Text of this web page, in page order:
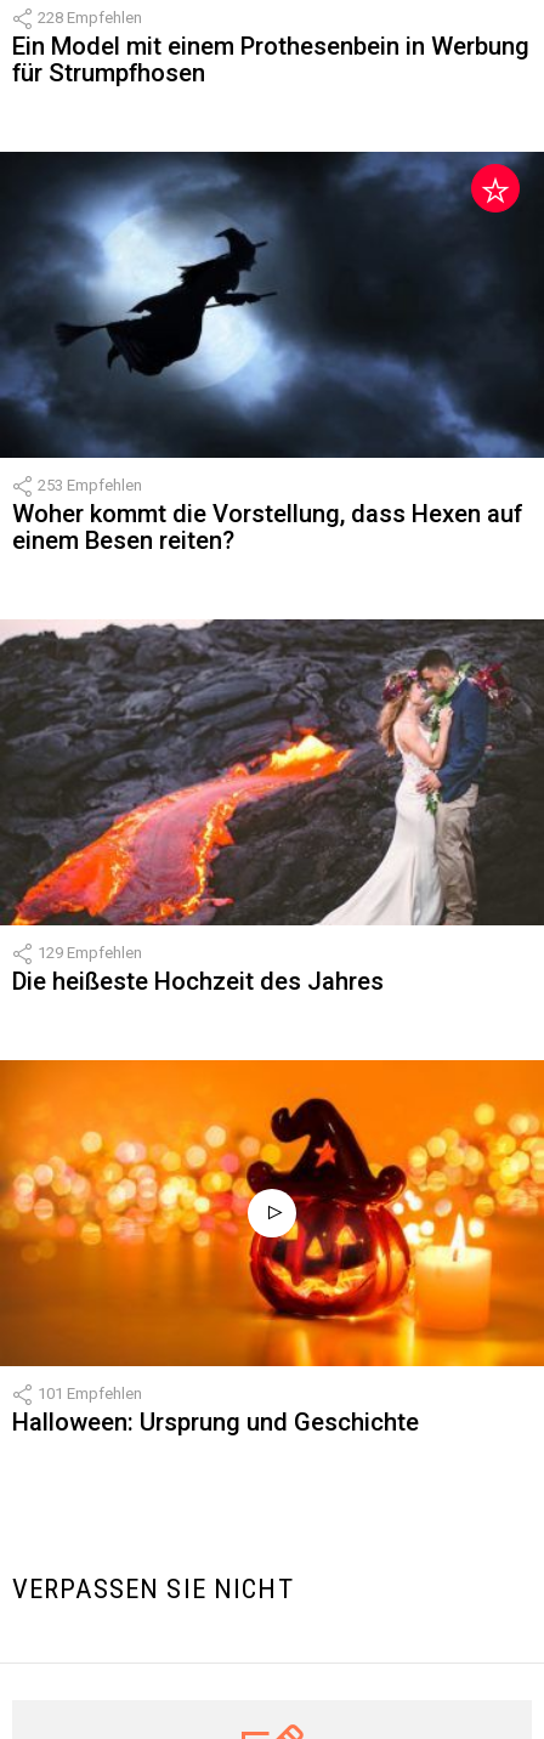
228 Empfehlen
Ein Model mit einem Prothesenbein in Werbung
für Strumpfhosen
253 Empfehlen
Woher kommt die Vorstellung, dass Hexen auf
einem Besen reiten?
129 Empfehlen
Die heißeste Hochzeit des Jahres
101 Empfehlen
Halloween: Ursprung und Geschichte
VERPASSEN SIE NICHT